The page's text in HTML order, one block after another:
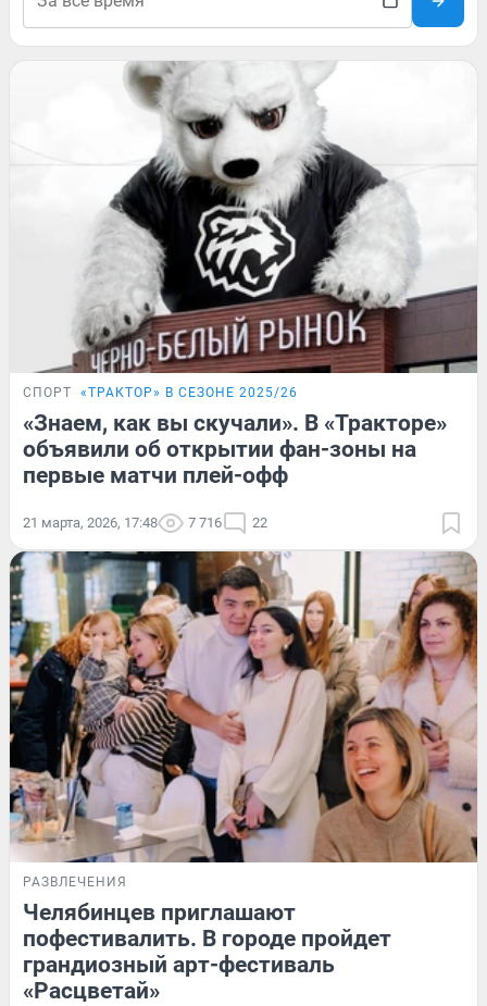
СПОРТ «ТРАКТОР» В СЕЗОНЕ 2025/26
«Знаем, как вы скучали». В «Тракторе»
объявили об открытии фан-зоны на
первые матчи плей-офф
21 марта, 2026, 17:48 7 716 22
РАЗВЛЕЧЕНИЯ
Челябинцев приглашают
пофестивалить. В городе пройдет
грандиозный арт-фестиваль
«Расцветай»